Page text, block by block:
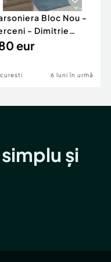
Bloc Nou -
- Dimitrie
eur
6 luni în urmă
și